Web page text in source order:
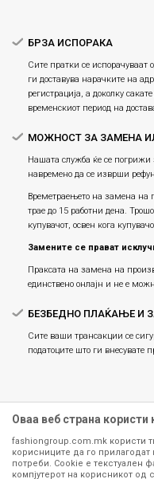
БРЗА ИСПОРАКА
Сите пратки се испорачуваат
ги доставува нарачките на
регистрација, а доколку
временскиот период на
МОЖНОСТ ЗА ЗАМЕНА
Нашата служба ќе се
навремено да се изврши
Времетраењето на замена на
трае до 15 работни дена.
купувачот, освен кога
Замените се прават
Праксата на замена на
единствено онлајн и не е
БЕЗБЕДНО ПЛАЌАЊЕ И
Сите ваши трансакции се
податоците што ги внесувате
Оваа веб страна
fashiongroup.com.mk користи
корисниците да го
потреби. Cookie е текстуален
компјутерот на корисникот